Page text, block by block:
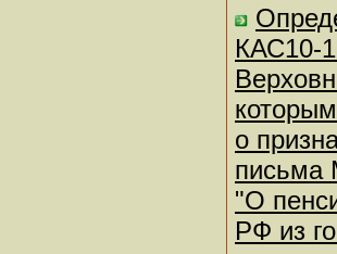
КАС10-
о
письма
"О
РФ из